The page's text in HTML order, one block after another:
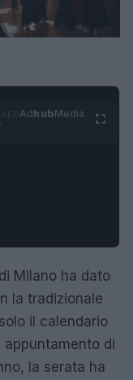
AdhubMedia
Milano ha dato
la tradizionale
il calendario
di
la serata ha